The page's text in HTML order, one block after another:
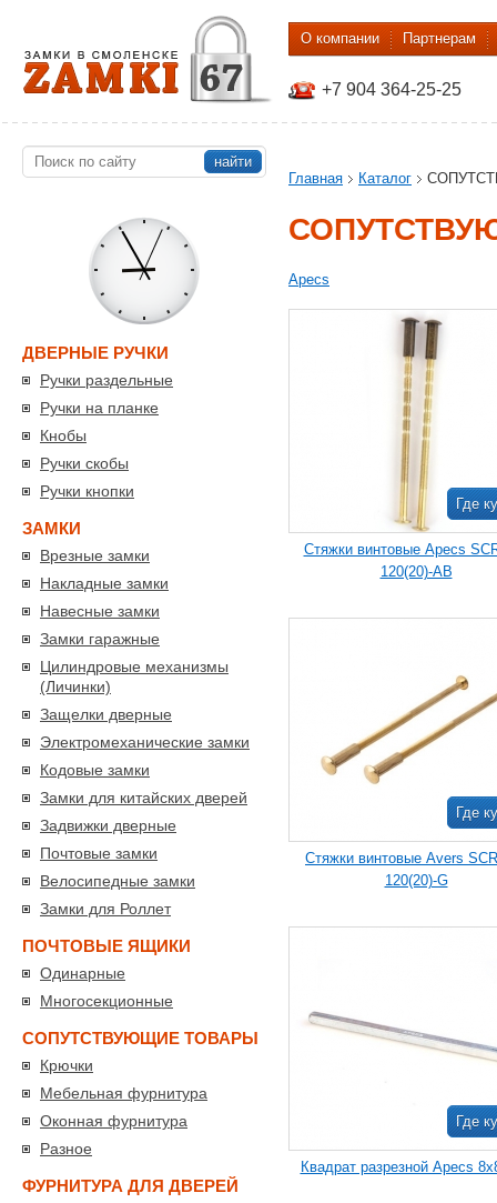
О компании Партнерам
+7 904 364-25-25
найти
ДВЕРНЫЕ РУЧКИ
Ручки раздельные
Ручки на планке
Кнобы
Ручки скобы
Ручки кнопки
ЗАМКИ
Врезные замки
Накладные замки
Навесные замки
Замки гаражные
Цилиндровые механизмы
(Личинки)
Защелки дверные
Электромеханические замки
Кодовые замки
Замки для китайских дверей
Задвижки дверные
Почтовые замки
Велосипедные замки
Замки для Роллет
ПОЧТОВЫЕ ЯЩИКИ
Одинарные
Многосекционные
СОПУТСТВУЮЩИЕ ТОВАРЫ
Крючки
Мебельная фурнитура
Оконная фурнитура
Разное
ФУРНИТУРА ДЛЯ ДВЕРЕЙ
Главная Каталог
Apecs
Где
Стяжки винтовые Apecs
120(20)-AB
Где
Стяжки винтовые Avers
120(20)-G
Где
Квадрат разрезной Apecs